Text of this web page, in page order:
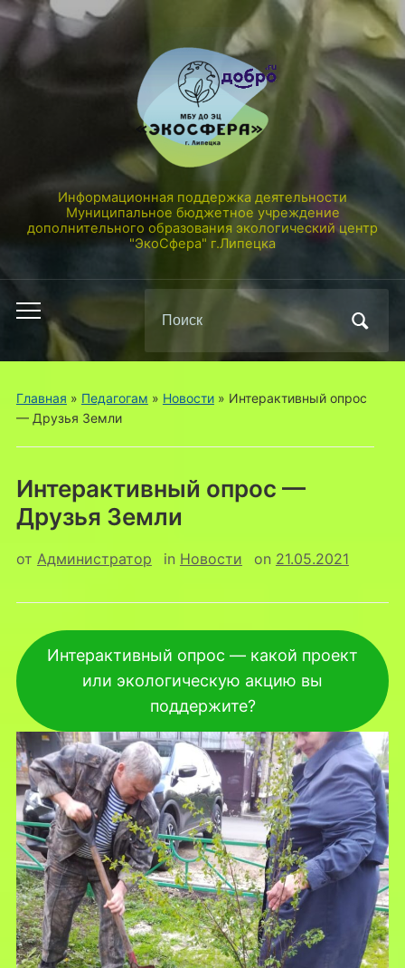
Информационная поддержка деятельности
Муниципальное бюджетное учреждение
дополнительного образования экологический центр
"ЭкоСфера" г.Липецка
Переключить
мобильное
меню
по:
Главная » Педагогам » Новости» Интерактивный опрос
— Друзья Земли
Интерактивный опрос —
Друзья Земли
от Администратор in Новости on 21.05.2021
Интерактивный опрос — какой проект
или экологическую акцию вы
поддержите?